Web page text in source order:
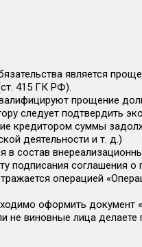
является
415 ГК РФ).
прощение
следует подтвердить
кредитором суммы
деятельности и т. д.)
в состав
подписания соглашения о
операцией
оформить
не виновные лица делаете